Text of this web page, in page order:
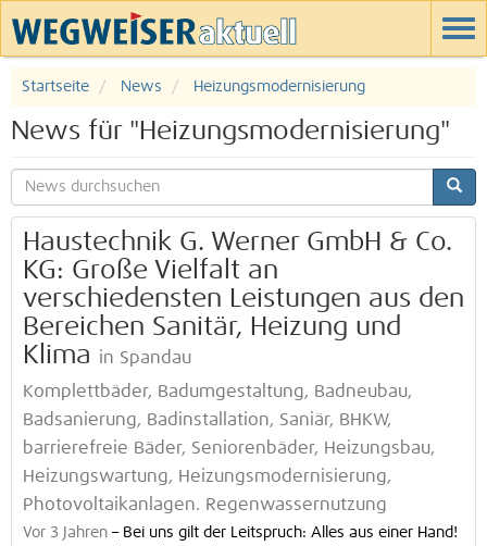
Startseite News Heizungsmodernisierung
News für "Heizungsmodernisierung"
Haustechnik G. Werner GmbH & Co.
KG: Große Vielfalt an
verschiedensten Leistungen aus den
Bereichen Sanitär, Heizung und
Klima
in Spandau
Komplettbäder, Badumgestaltung, Badneubau,
Badsanierung, Badinstallation, Saniär, BHKW,
barrierefreie Bäder, Seniorenbäder, Heizungsbau,
Heizungswartung, Heizungsmodernisierung,
Photovoltaikanlagen. Regenwassernutzung
Vor 3 Jahren – Bei uns gilt der Leitspruch: Alles aus einer Hand!